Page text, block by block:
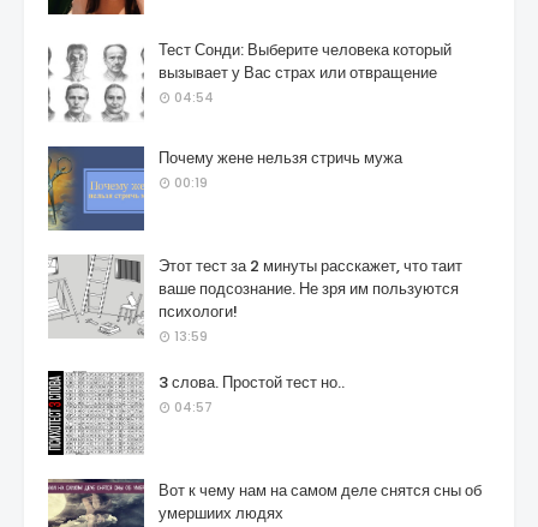
Тест Сонди: Выберите человека который
вызывает у Вас страх или отвращение
04:54
Почему жене нельзя стричь мужа
00:19
Этот тест за 2 минуты расскажет, что таит
ваше подсознание. Не зря им пользуются
психологи!
13:59
3 слова. Простой тест но..
04:57
Вот к чему нам на самом деле снятся сны об
умершиих людях